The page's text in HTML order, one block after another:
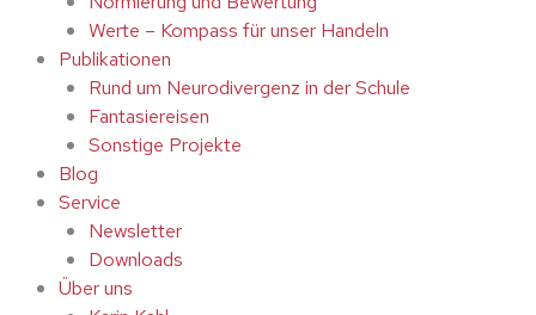
Werte – Kompass für unser Handeln
Publikationen
Rund um Neurodivergenz in der Schule
Fantasiereisen
Sonstige Projekte
Blog
Service
Newsletter
Downloads
Über uns